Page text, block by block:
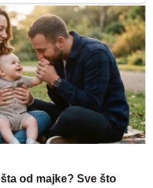
od majke? Sve što